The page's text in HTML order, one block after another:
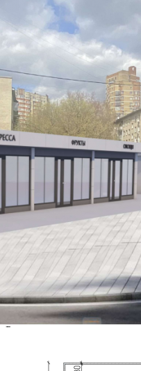
Москва / Московская обл
Получить контакты
Аренда от собственника!
Расположение: на
трафиков от Метро
станции "Ухтомская" (2
транспорта. Трафик
т.ч. автомобильный. Техни...
1047 (+2)
Навигация
Характеристики
О помещении
Контакты
Другие объявления
Характеристики помещения
№ объявления
100755
Дата размещения
27.09.2022
Город
Москва
Адрес
ул. Колхозная, д.10
Расположено